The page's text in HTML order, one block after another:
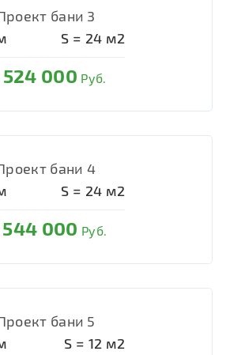
бани 3
S = 24 м2
524 000 Руб.
бани 4
S = 24 м2
544 000 Руб.
бани 5
S = 12 м2